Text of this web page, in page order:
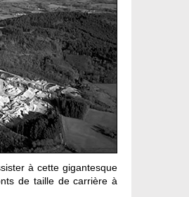
à cette gigantesque
de taille de carrière à